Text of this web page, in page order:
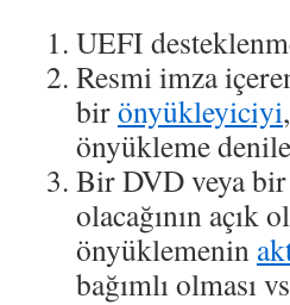
UEFI
Resmi imza
birönyükleyiciyi
önyükleme
Bir DVD veya
olacağının açık
önyüklemenin
bağımlı olması